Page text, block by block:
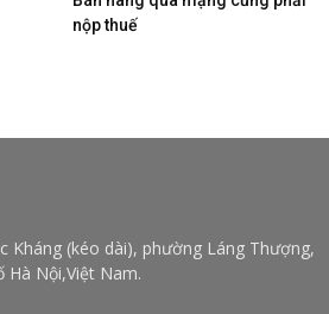
nộp thuế
Kháng (kéo dài), phường Láng Thượng,
Hà Nội,Việt Nam.